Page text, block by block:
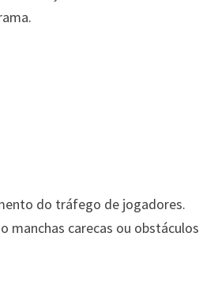
do tráfego de jogadores.
manchas carecas ou obstáculos